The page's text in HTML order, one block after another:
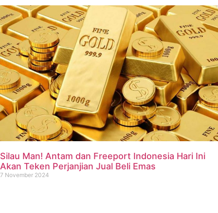
Silau Man! Antam dan Freeport Indonesia Hari Ini
Akan Teken Perjanjian Jual Beli Emas
7 November 2024